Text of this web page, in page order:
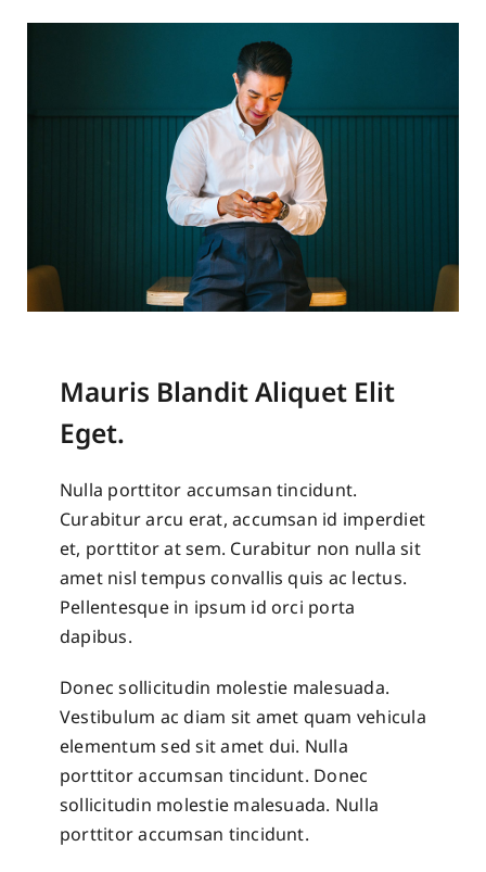
Mauris Blandit Aliquet Elit
Eget.
Nulla porttitor accumsan tincidunt.
Curabitur arcu erat, accumsan id imperdiet
et, porttitor at sem. Curabitur non nulla sit
amet nisl tempus convallis quis ac lectus.
Pellentesque in ipsum id orci porta
dapibus.
Donec sollicitudin molestie malesuada.
Vestibulum ac diam sit amet quam vehicula
elementum sed sit amet dui. Nulla
porttitor accumsan tincidunt. Donec
sollicitudin molestie malesuada. Nulla
porttitor accumsan tincidunt.